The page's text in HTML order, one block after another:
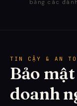
bằng các
TIN CẬY & AN
Bảo
doanh